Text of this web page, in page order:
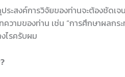
งค์การวิจัยของท่านจะต้องชัดเจนแ
วามของท่าน เช่น “การศึกษาผลกร
ไรครับผม